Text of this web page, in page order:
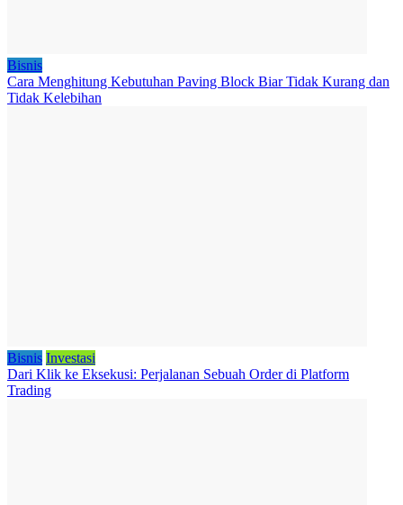
Bisnis
Cara Menghitung Kebutuhan Paving Block Biar Tidak Kurang dan
Tidak Kelebihan
Bisnis Investasi
Dari Klik ke Eksekusi: Perjalanan Sebuah Order di Platform
Trading